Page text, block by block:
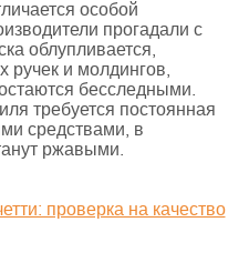
особой
прогадали с
облупливается,
и молдингов,
бесследными.
требуется постоянная
средствами, в
ржавыми.